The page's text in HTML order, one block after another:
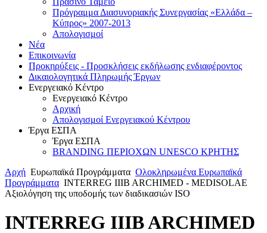
Πρόγραμμα Διασυνοριακής Συνεργασίας «Ελλάδα –
Κύπρος» 2007-2013
Aπολογισμοί
Νέα
Επικοινωνία
Προκηρύξεις - Προσκλήσεις εκδήλωσης ενδιαφέροντος
Δικαιολογητικά Πληρωμής Έργων
Ενεργειακό Κέντρο
Ενεργειακό Κέντρο
Αρχική
Απολογισμοί Ενεργειακού Κέντρου
Έργα ΕΣΠΑ
Έργα ΕΣΠΑ
BRANDING ΠΕΡΙΟΧΩΝ UNESCO ΚΡΗΤΗΣ
Αρχή Ευρωπαϊκά Προγράμματα Ολοκληρωμένα Ευρωπαϊκά
Προγράμματα INTERREG IIIB ARCHIMED - MEDISOLAE
Αξιολόγηση της υποδομής των διαδικασιών ISO
INTERREG IIIB ARCHIMED